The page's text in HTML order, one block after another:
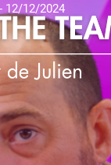
12/12/2024